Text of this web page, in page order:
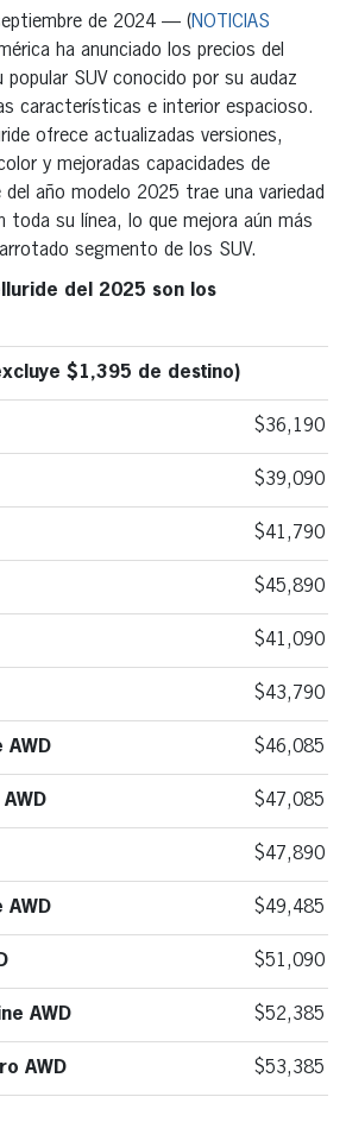
de 2024 — (NOTICIAS
ha anunciado los precios del
popular SUV conocido por su audaz
características e interior espacioso.
ofrece actualizadas versiones,
y mejoradas capacidades de
del año modelo 2025 trae una variedad
toda su línea, lo que mejora aún más
segmento de los SUV.
del 2025 son los
$1,395 de destino)
$36,190
$39,090
$41,790
$45,890
$41,090
$43,790
AWD $46,085
$47,085
$47,890
AWD $49,485
$51,090
AWD $52,385
AWD $53,385